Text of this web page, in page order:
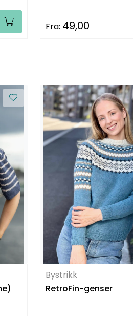
Fra: 49,00
Bystrikk
RetroFin-genser